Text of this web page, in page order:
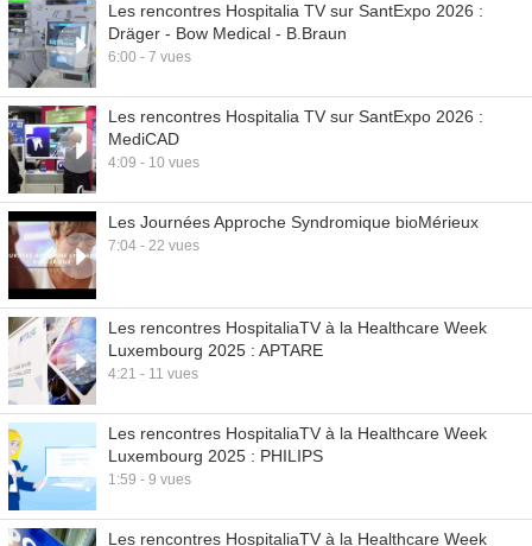
Les rencontres Hospitalia TV sur SantExpo 2026 :
Dräger - Bow Medical - B.Braun
6:00 - 7 vues
Les rencontres Hospitalia TV sur SantExpo 2026 :
MediCAD
4:09 - 10 vues
Les Journées Approche Syndromique bioMérieux
7:04 - 22 vues
Les rencontres HospitaliaTV à la Healthcare Week
Luxembourg 2025 : APTARE
4:21 - 11 vues
Les rencontres HospitaliaTV à la Healthcare Week
Luxembourg 2025 : PHILIPS
1:59 - 9 vues
Les rencontres HospitaliaTV à la Healthcare Week